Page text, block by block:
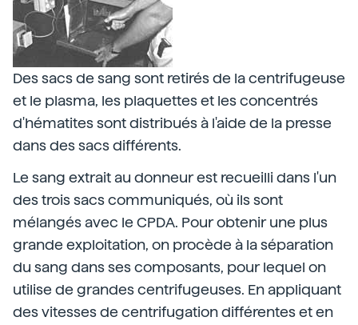
Des sacs de sang sont retirés de la centrifugeuse
et le plasma, les plaquettes et les concentrés
d'hématites sont distribués à l'aide de la presse
dans des sacs différents.
Le sang extrait au donneur est recueilli dans l'un
des trois sacs communiqués, où ils sont
mélangés avec le CPDA. Pour obtenir une plus
grande exploitation, on procède à la séparation
du sang dans ses composants, pour lequel on
utilise de grandes centrifugeuses. En appliquant
des vitesses de centrifugation différentes et en